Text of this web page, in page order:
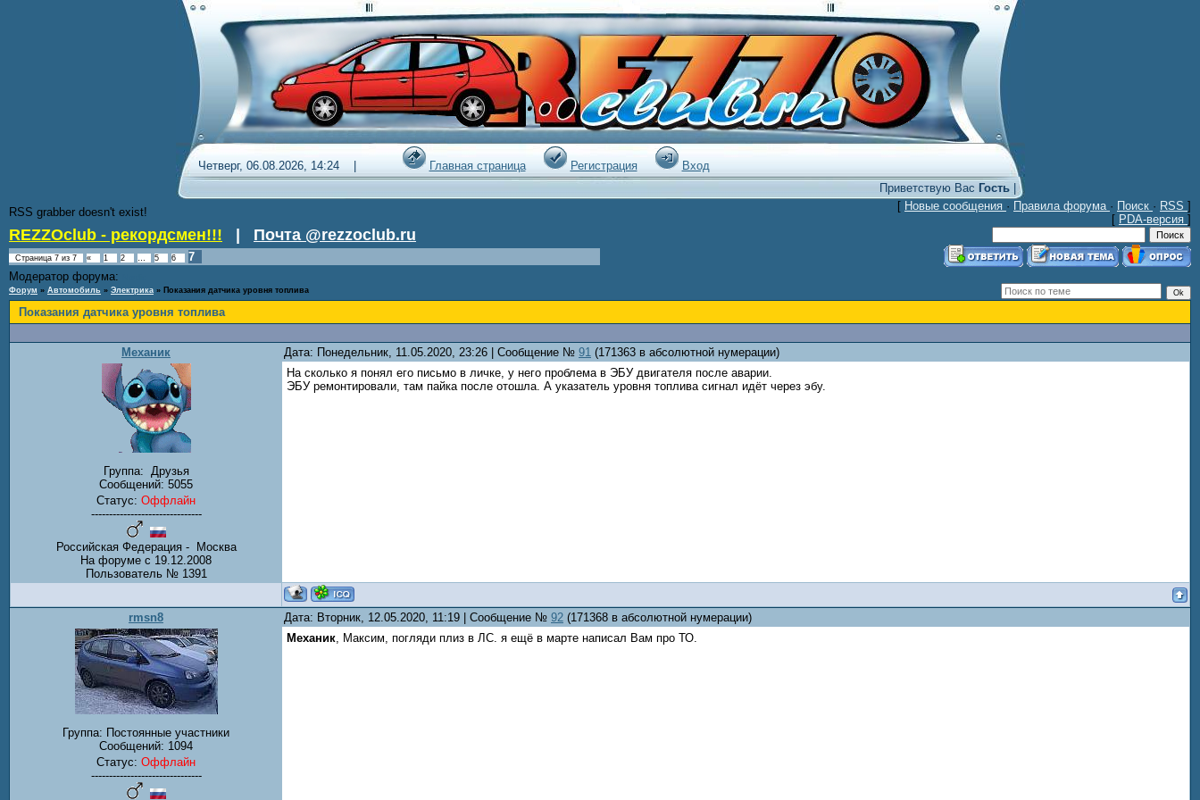
Четверг, 06.08.2026, 14:24 | Главная страница Регистрация
Вход
Приветствую Вас Гость|
RSS grabber doesn't exist!
[ Новые сообщения · Правила форума · Поиск · RSS ]
[ PDA-версия ]
REZZOclub - рекордсмен!!! Почта @rezzoclub.ru
Страница 7 из 7 « 1 2 … 5 6
7
Модератор форума:
Форум » Автомобиль » Электрика » Показания датчика уровня топлива
Показания датчика уровня топлива
Механик Дата: Понедельник, 11.05.2020, 23:26 | Сообщение № 91 (171363 в абсолютной нумерации)
Группа: Друзья
Сообщений: 5055
Статус: Оффлайн
-------------------------------
Российская Федерация - Москва
На форуме с 19.12.2008
Пользователь № 1391
На сколько я понял его письмо в личке, у него проблема в ЭБУ двигателя после аварии.
ЭБУ ремонтировали, там пайка после отошла. А указатель уровня топлива сигнал идёт через эбу.
rmsn8 Дата: Вторник, 12.05.2020, 11:19 | Сообщение № 92 (171368 в абсолютной нумерации)
Группа: Постоянные участники
Сообщений: 1094
Статус: Оффлайн
-------------------------------
Механик, Максим, погляди плиз в ЛС. я ещё в марте написал Вам про ТО.